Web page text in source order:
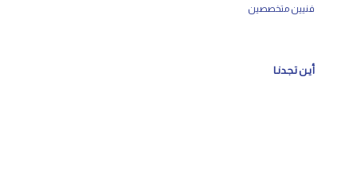
فنيين متخصصين
أيـن تـجـدنـا